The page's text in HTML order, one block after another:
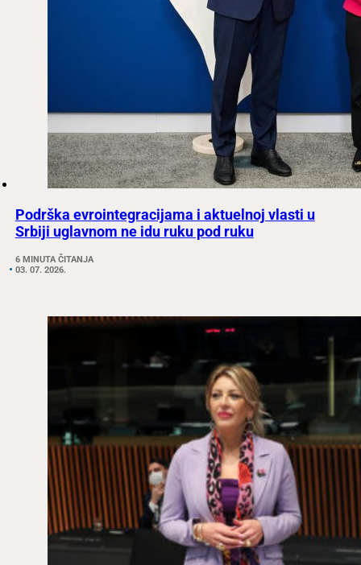
Podrška evrointegracijama i aktuelnoj vlasti u
Srbiji uglavnom ne idu ruku pod ruku
6 MINUTA ČITANJA
03. 07. 2026.